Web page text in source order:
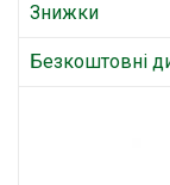
Знижки
Безкоштовні